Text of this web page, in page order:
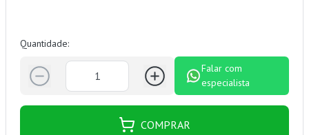
Quantidade:
Falar com
especialista
COMPRAR